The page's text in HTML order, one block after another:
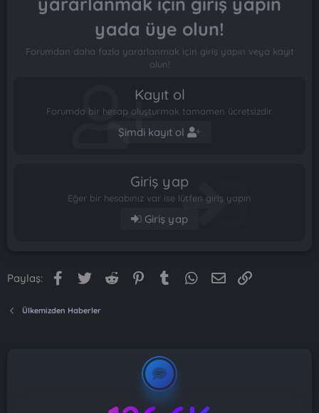
yada üye olun!
Forumdan daha fazla yararlanmak için giriş yapın veya kayıt
olun!
Kayıt ol
Forumda bir hesap oluşturmak tamamen ücretsizdir.
Şimdi kayıt ol
Giriş yap
Eğer bir hesabınız var ise lütfen giriş yapın
Giriş yap
Paylaş: Facebook
Twitter Reddit PinterestTumblr WhatsApp
E-posta
Ülkemizden Haberler